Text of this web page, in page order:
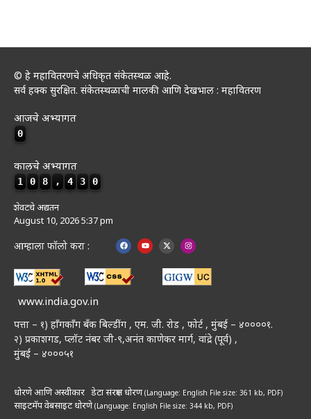
© हे महावितरणचे अधिकृत संकेतस्थळ आहे.
सर्व हक्क सुरक्षित. संकेतस्थळाची मालकी आणि देखभाल : महावितरण
आजचे अभ्यागत
0
कालचे अभ्यागत
1 0 8 , 4 3 0
शेवटचे अद्यतन
August 10, 2026 5:37 pm
आम्हाला फॉलो करा :
www.india.gov.in
पत्ता – १) हॉंगकॉंग बँक बिल्डींग , एम. जी. रोड , फोर्ट , मुंबई – ४००००१.
२) प्रकाशगड, प्लॉट नंबर जी-९,अनंत काणेकर मार्ग, वांद्रे (पूर्व) ,
मुंबई – ४०००५१
धोरणे आणि अस्वीकार डेटा संरक्षण धोरण(Language: English File size: 361 kb, PDF)
साइटमॅपवेबसाइट धोरणे(Language: English File size: 344 kb, PDF)